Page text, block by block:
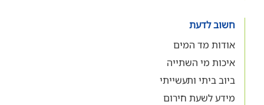
חשוב לדעת
אודות מד המים
איכות מי השתייה
ביוב ביתי ותעשייתי
מידע לשעת חירום